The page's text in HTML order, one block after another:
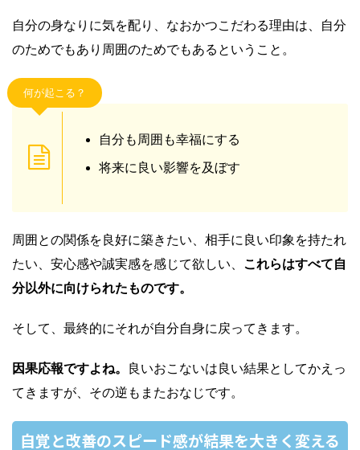
自分の身なりに気を配り、なおかつこだわる理由は、自分
のためでもあり周囲のためでもあるということ。
何が起こる？
自分も周囲も幸福にする
将来に良い影響を及ぼす
周囲との関係を良好に築きたい、相手に良い印象を持たれ
たい、安心感や誠実感を感じて欲しい、 これらはすべて自
分以外に向けられたものです。
そして、最終的にそれが自分自身に戻ってきます。
因果応報ですよね。
良いおこないは良い結果としてかえっ
てきますが、その逆もまたおなじです。
自覚と改善のスピード感が結果を大きく変える